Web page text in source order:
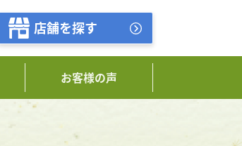
店舗を探す
お客様の声